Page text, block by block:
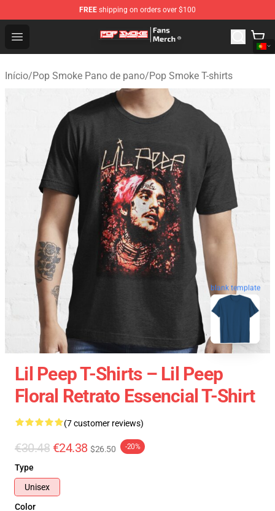
FREE shipping on orders over $100
Open menu
Pop Smoke Store - Official Pop Smoke Merchandise
Início/Pop Smoke Pano de pano/Pop Smoke T-shirts
blank template
Lil Peep T-Shirts – Lil Peep
Floral Retrato Essencial T-Shirt
(7 customer reviews)
€30.48 €24.38 $26.50 -20%
Type
Unisex
Color